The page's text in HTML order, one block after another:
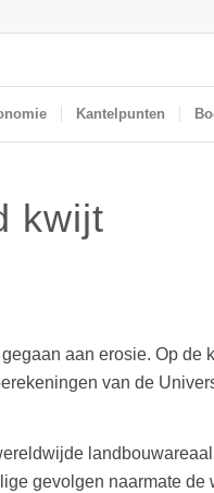
Kantelpunten
kwijt
aan erosie. Op
van de
gevolgen naarmate